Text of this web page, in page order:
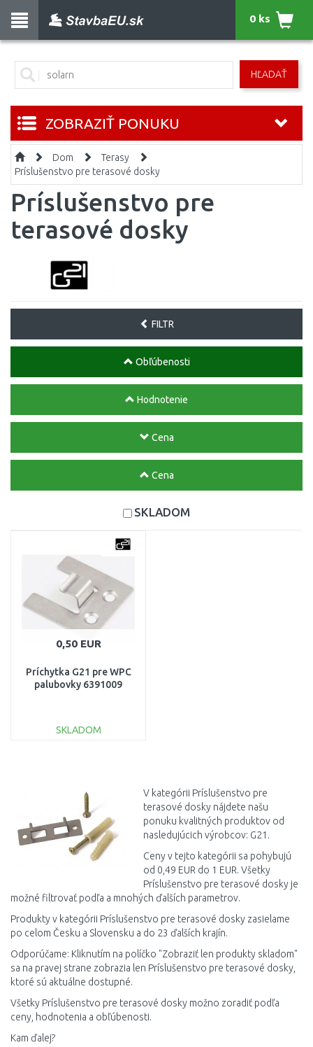
HĽADAŤ
0 ks
ZOBRAZIŤ PONUKU
Dom
Terasy
Príslušenstvo pre terasové dosky
Príslušenstvo pre
terasové dosky
FILTR
Obľúbenosti
Hodnotenie
Cena
Cena
SKLADOM
0,50 EUR
Príchytka G21 pre WPC
palubovky 6391009
SKLADOM
V kategórii Príslušenstvo pre
terasové dosky nájdete našu
ponuku kvalitných produktov od
nasledujúcich výrobcov: G21.
Ceny v tejto kategórii sa pohybujú
od 0,49 EUR do 1 EUR. Všetky
Príslušenstvo pre terasové dosky je
možné filtrovať podľa a mnohých ďalších parametrov.
Produkty v kategórii Príslušenstvo pre terasové dosky zasielame
po celom Česku a Slovensku a do 23 ďalších krajín.
Odporúčame: Kliknutím na políčko "Zobraziť len produkty skladom"
sa na pravej strane zobrazia len Príslušenstvo pre terasové dosky,
ktoré sú aktuálne dostupné.
Všetky Príslušenstvo pre terasové dosky možno zoradiť podľa
ceny, hodnotenia a obľúbenosti.
Kam ďalej?